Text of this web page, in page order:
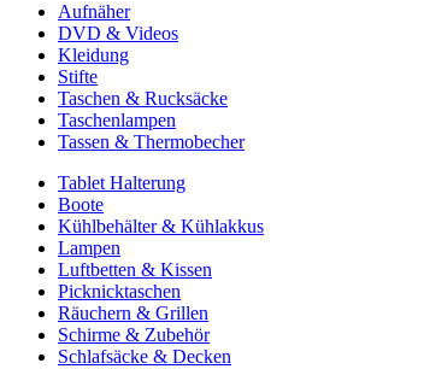
Aufnäher
DVD & Videos
Kleidung
Stifte
Taschen & Rucksäcke
Taschenlampen
Tassen & Thermobecher
Tablet Halterung
Boote
Kühlbehälter & Kühlakkus
Lampen
Luftbetten & Kissen
Picknicktaschen
Räuchern & Grillen
Schirme & Zubehör
Schlafsäcke & Decken